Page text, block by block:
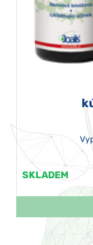
SKLADEM